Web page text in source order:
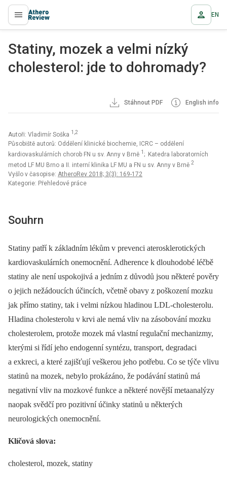
proLékaře.cz EN
Statiny, mozek a velmi nízký
cholesterol: jde to dohromady?
Stáhnout PDF English info
Autoři: Vladimír Soška 1,2
Působiště autorů: Oddělení klinické biochemie, ICRC – oddělení
kardiovaskulárních chorob FN u sv. Anny v Brně 1 ; Katedra laboratorních
metod LF MU Brno a II. interní klinika LF MU a FN u sv. Anny v Brně 2
Vyšlo v časopise: AtheroRev 2018; 3(3): 169-172
Kategorie: Přehledové práce
Souhrn
Statiny patří k základním lékům v prevenci aterosklerotických
kardiovaskulárních onemocnění. Adherence k dlouhodobé léčbě
statiny ale není uspokojivá a jedním z důvodů jsou některé pověry
o jejich nežádoucích účincích, včetně obavy z poškození mozku
jak přímo statiny, tak i velmi nízkou hladinou LDL-cholesterolu.
Hladina cholesterolu v krvi ale nemá vliv na zásobování mozku
cholesterolem, protože mozek má vlastní regulační mechanizmy,
kterými si řídí jeho endogenní syntézu, transport, degradaci
a exkreci, a které zajišťují veškerou jeho potřebu. Co se týče vlivu
statinů na mozek, nebylo prokázáno, že podávání statinů má
negativní vliv na mozkové funkce a některé novější metaanalýzy
naopak svědčí pro pozitivní účinky statinů u některých
neurologických onemocnění.
Klíčová slova:
cholesterol, mozek, statiny